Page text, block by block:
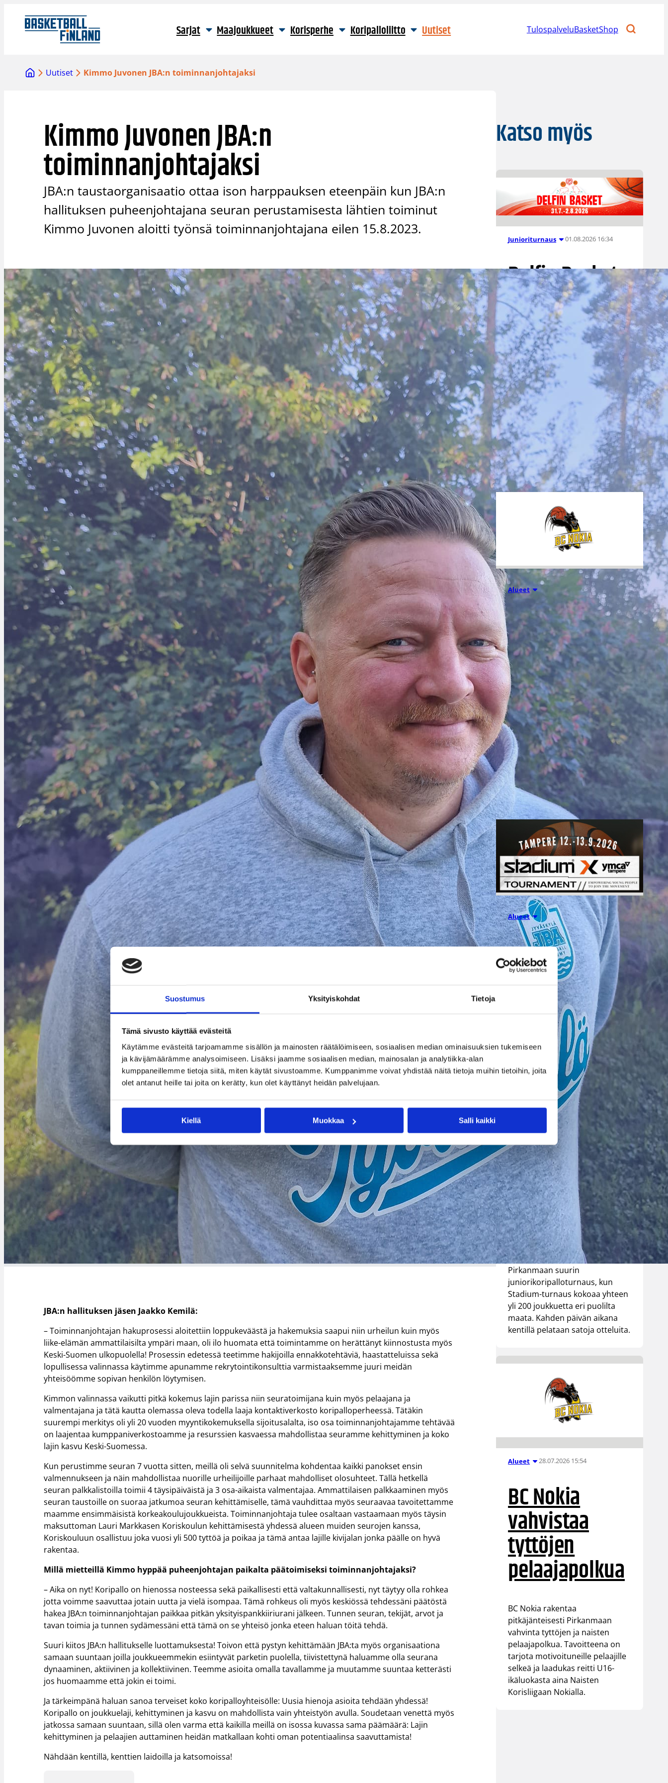
Suostumus Yksityiskohdat Tietoja
Tämä sivusto käyttää evästeitä
Käytämme evästeitä tarjoamamme sisällön ja mainosten räätälöimiseen, sosiaalisen median ominaisuuksien tukemiseen
ja kävijämäärämme analysoimiseen. Lisäksi jaamme sosiaalisen median, mainosalan ja analytiikka-alan
kumppaneillemme tietoja siitä, miten käytät sivustoamme. Kumppanimme voivat yhdistää näitä tietoja muihin tietoihin, joita
olet antanut heille tai joita on kerätty, kun olet käyttänyt heidän palvelujaan.
Kiellä Muokkaa Salli kaikki
sisältöön
Sarjat Maajoukkueet Korisperhe Koripalloliitto Uutiset TulospalveluBasketShop
Uutiset Kimmo Juvonen JBA:n toiminnanjohtajaksi
Kimmo Juvonen JBA:n
toiminnanjohtajaksi
JBA:n taustaorganisaatio ottaa ison harppauksen eteenpäin kun JBA:n
hallituksen puheenjohtajana seuran perustamisesta lähtien toiminut
Kimmo Juvonen aloitti työnsä toiminnanjohtajana eilen 15.8.2023.
JBA:n hallituksen jäsen Jaakko Kemilä:
– Toiminnanjohtajan hakuprosessi aloitettiin loppukeväästä ja hakemuksia saapui niin urheilun kuin myös
liike-elämän ammattilaisilta ympäri maan, oli ilo huomata että toimintamme on herättänyt kiinnostusta myös
Keski-Suomen ulkopuolella! Prosessin edetessä teetimme hakijoilla ennakkotehtäviä, haastatteluissa sekä
lopullisessa valinnassa käytimme apunamme rekrytointikonsulttia varmistaaksemme juuri meidän
yhteisöömme sopivan henkilön löytymisen.
Kimmon valinnassa vaikutti pitkä kokemus lajin parissa niin seuratoimijana kuin myös pelaajana ja
valmentajana ja tätä kautta olemassa oleva todella laaja kontaktiverkosto koripalloperheessä. Tätäkin
suurempi merkitys oli yli 20 vuoden myyntikokemuksella sijoitusalalta, iso osa toiminnanjohtajamme tehtävää
on laajentaa kumppaniverkostoamme ja resurssien kasvaessa mahdollistaa seuramme kehittyminen ja koko
lajin kasvu Keski-Suomessa.
Kun perustimme seuran 7 vuotta sitten, meillä oli selvä suunnitelma kohdentaa kaikki panokset ensin
valmennukseen ja näin mahdollistaa nuorille urheilijoille parhaat mahdolliset olosuhteet. Tällä hetkellä
seuran palkkalistoilla toimii 4 täysipäiväistä ja 3 osa-aikaista valmentajaa. Ammattilaisen palkkaaminen myös
seuran taustoille on suoraa jatkumoa seuran kehittämiselle, tämä vauhdittaa myös seuraavaa tavoitettamme
maamme ensimmäisistä korkeakoulujoukkueista. Toiminnanjohtaja tulee osaltaan vastaamaan myös täysin
maksuttoman Lauri Markkasen Koriskoulun kehittämisestä yhdessä alueen muiden seurojen kanssa,
Koriskouluun osallistuu joka vuosi yli 500 tyttöä ja poikaa ja tämä antaa lajille kivijalan jonka päälle on hyvä
rakentaa.
Millä mietteillä Kimmo hyppää puheenjohtajan paikalta päätoimiseksi toiminnanjohtajaksi?
– Aika on nyt! Koripallo on hienossa nosteessa sekä paikallisesti että valtakunnallisesti, nyt täytyy olla rohkea
jotta voimme saavuttaa jotain uutta ja vielä isompaa. Tämä rohkeus oli myös keskiössä tehdessäni päätöstä
hakea JBA:n toiminnanjohtajan paikkaa pitkän yksityispankkiiriurani jälkeen. Tunnen seuran, tekijät, arvot ja
tavan toimia ja tunnen sydämessäni että tämä on se yhteisö jonka eteen haluan töitä tehdä.
Suuri kiitos JBA:n hallitukselle luottamuksesta! Toivon että pystyn kehittämään JBA:ta myös organisaationa
samaan suuntaan joilla joukkueemmekin esiintyvät parketin puolella, tiivistettynä haluamme olla seurana
dynaaminen, aktiivinen ja kollektiivinen. Teemme asioita omalla tavallamme ja muutamme suuntaa ketterästi
jos huomaamme että jokin ei toimi.
Ja tärkeimpänä haluan sanoa terveiset koko koripalloyhteisölle: Uusia hienoja asioita tehdään yhdessä!
Koripallo on joukkuelaji, kehittyminen ja kasvu on mahdollista vain yhteistyön avulla. Soudetaan venettä myös
jatkossa samaan suuntaan, sillä olen varma että kaikilla meillä on isossa kuvassa sama päämäärä: Lajin
kehittyminen ja pelaajien auttaminen heidän matkallaan kohti oman potentiaalinsa saavuttamista!
Nähdään kentillä, kenttien laidoilla ja katsomoissa!
Katso myös
Junioriturnaus 01.08.2026 16:34
Delfin Basket
Tournament
31.7.-2.8.
Tampereella
Koripallon kansainvälinen
turnaus Delfin Basket pelataan
Tampereella tänä viikonloppuna.
Järjestyksessään 39. turnaus
kerää yhteen 200 joukkuetta ja
tuhansia koripallon ystäviä niin
Suomesta kuin ulkomailta.
Alueet 01.08.2026 16:31
Mikko
Salminen BC
Nokian
toiminnanjoht
ajaksi
BC Nokian toiminnanjohtajana
toimii kauden 2026–2027 alusta
Mikko Salminen.
Alueet 28.07.2026 16:04
Stadium-
turnaukseen
Tampereelle
yli 200
joukkuetta –
juniorikoripall
on
suurtapahtum
a pelataan
syyskuussa
YMCA Tampereen järjestämä
Stadium-turnaus on kohonnut
uudelle sataluvulle. Tampereella
pelataan 12.–13. syyskuuta yksi
Suomen suurimmista ja
Pirkanmaan suurin
juniorikoripalloturnaus, kun
Stadium-turnaus kokoaa yhteen
yli 200 joukkuetta eri puolilta
maata. Kahden päivän aikana
kentillä pelataan satoja otteluita.
Alueet 28.07.2026 15:54
BC Nokia
vahvistaa
tyttöjen
pelaajapolkua
BC Nokia rakentaa
pitkäjänteisesti Pirkanmaan
vahvinta tyttöjen ja naisten
pelaajapolkua. Tavoitteena on
tarjota motivoituneille pelaajille
selkeä ja laadukas reitti U16-
ikäluokasta aina Naisten
Korisliigaan Nokialla.